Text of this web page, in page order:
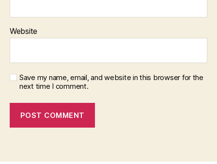
Website
Save my name, email, and website in this browser for the
next time I comment.